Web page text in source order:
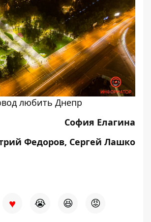
любить Днепр
София Елагина
Федоров, Сергей Лашко
♥ 😭 😆 😡